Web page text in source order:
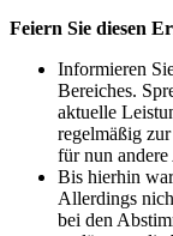
Feiern Sie diesen
Informieren
Bereiches.
aktuelle
regelmäßig
für nun
Bis hierhin
Allerdings
bei den